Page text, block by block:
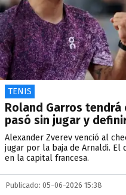
TENIS
Roland Garros
pasó sin jugar y
Alexander Zverev venció al
jugar por la baja de Arnaldi. El
en la capital francesa.
Publicado: 05-06-2026 15:38